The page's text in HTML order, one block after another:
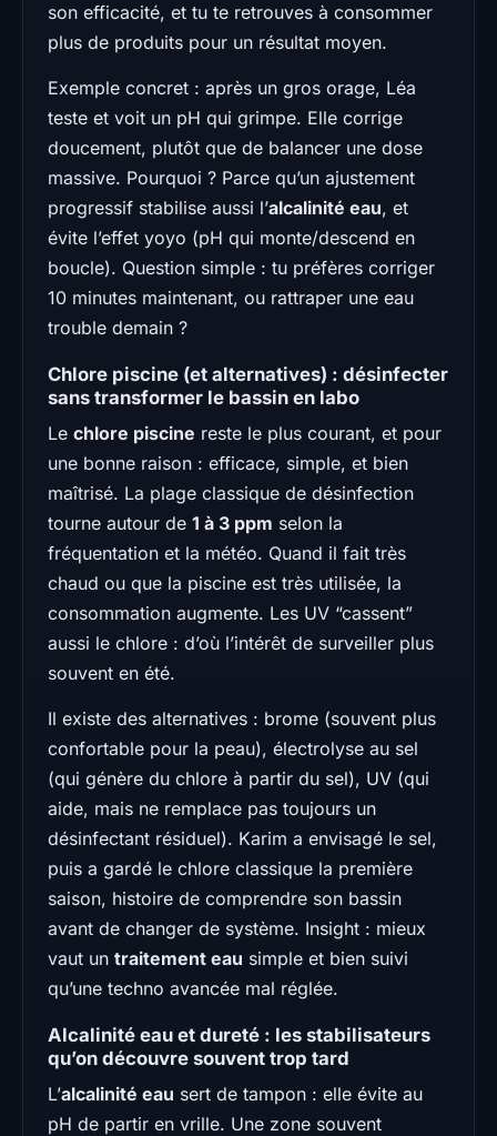
son efficacité, et tu te retrouves à consommer
plus de produits pour un résultat moyen.
Exemple concret : après un gros orage, Léa
teste et voit un pH qui grimpe. Elle corrige
doucement, plutôt que de balancer une dose
massive. Pourquoi ? Parce qu’un ajustement
progressif stabilise aussi l’alcalinité eau, et
évite l’effet yoyo (pH qui monte/descend en
boucle). Question simple : tu préfères corriger
10 minutes maintenant, ou rattraper une eau
trouble demain ?
Chlore piscine (et alternatives) : désinfecter
sans transformer le bassin en labo
Le chlore piscine reste le plus courant, et pour
une bonne raison : efficace, simple, et bien
maîtrisé. La plage classique de désinfection
tourne autour de 1 à 3 ppm selon la
fréquentation et la météo. Quand il fait très
chaud ou que la piscine est très utilisée, la
consommation augmente. Les UV “cassent”
aussi le chlore : d’où l’intérêt de surveiller plus
souvent en été.
Il existe des alternatives : brome (souvent plus
confortable pour la peau), électrolyse au sel
(qui génère du chlore à partir du sel), UV (qui
aide, mais ne remplace pas toujours un
désinfectant résiduel). Karim a envisagé le sel,
puis a gardé le chlore classique la première
saison, histoire de comprendre son bassin
avant de changer de système. Insight : mieux
vaut un traitement eau simple et bien suivi
qu’une techno avancée mal réglée.
Alcalinité eau et dureté : les stabilisateurs
qu’on découvre souvent trop tard
L’alcalinité eau sert de tampon : elle évite au
pH de partir en vrille. Une zone souvent